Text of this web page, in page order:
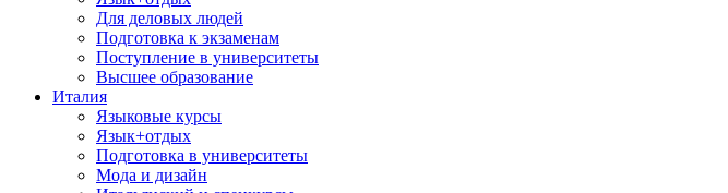
Для деловых людей
Подготовка к экзаменам
Поступление в университеты
Высшее образование
Италия
Языковые курсы
Язык+отдых
Подготовка в университеты
Мода и дизайн